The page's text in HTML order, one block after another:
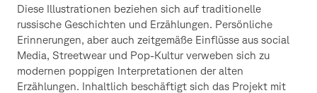
Diese Illustrationen beziehen sich auf traditionelle
russische Geschichten und Erzählungen. Persönliche
Erinnerungen, aber auch zeitgemäße Einflüsse aus social
Media, Streetwear und Pop-Kultur verweben sich zu
modernen poppigen Interpretationen der alten
Erzählungen. Inhaltlich beschäftigt sich das Projekt mit